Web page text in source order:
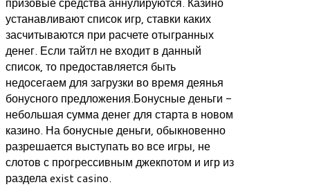
устанавливают список игр, ставки каких
засчитываются при расчете отыгранных
денег. Если тайтл не входит в данный
список, то предоставляется быть
недосегаем для загрузки во время деянья
бонусного предложения.Бонусные деньги -
небольшая сумма денег для старта в новом
казино. На бонусные деньги, обыкновенно
разрешается выступать во все игры, не
слотов с прогрессивным джекпотом и игр из
раздела exist casino.